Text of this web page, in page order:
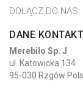
DOŁĄCZ DO NAS:
DANE
Merebilo Sp. J
ul. Katowicka 134
95-030 Rzgów